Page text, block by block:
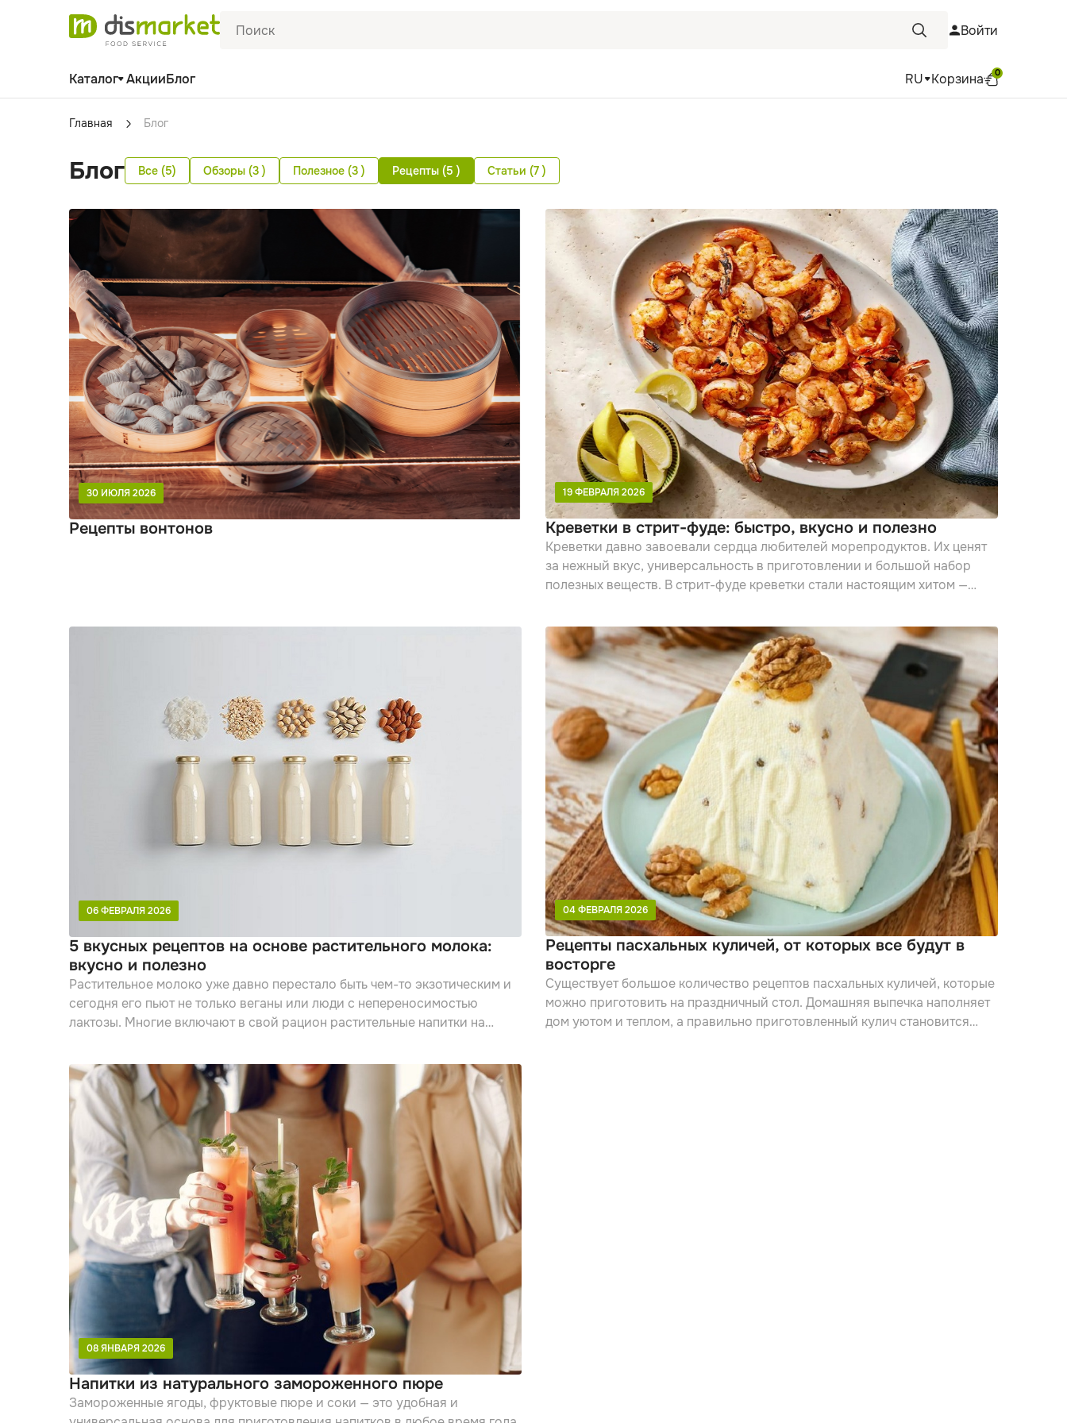
Войти
Каталог АкцииБлог RU Корзина 0
Главная Блог
Блог Все (5) Обзоры (3 ) Полезное (3 ) Рецепты (5 ) Статьи (7 )
30 ИЮЛЯ 2026
Рецепты вонтонов
19 ФЕВРАЛЯ 2026
Креветки в стрит-фуде: быстро, вкусно и полезно
Креветки давно завоевали сердца любителей морепродуктов. Их ценят
за нежный вкус, универсальность в приготовлении и большой набор
полезных веществ. В стрит-фуде креветки стали настоящим хитом —
овощами и специями, а порция горячих ароматных креветок может стать
полноценным перекусом.
06 ФЕВРАЛЯ 2026
5 вкусных рецептов на основе растительного молока:
вкусно и полезно
Растительное молоко уже давно перестало быть чем-то экзотическим и
сегодня его пьют не только веганы или люди с непереносимостью
лактозы. Многие включают в свой рацион растительные напитки на
разнообразия повседневного меню.
04 ФЕВРАЛЯ 2026
Рецепты пасхальных куличей, от которых все будут в
восторге
Существует большое количество рецептов пасхальных куличей, которые
можно приготовить на праздничный стол. Домашняя выпечка наполняет
дом уютом и теплом, а правильно приготовленный кулич становится
08 ЯНВАРЯ 2026
Напитки из натурального замороженного пюре
Замороженные ягоды, фруктовые пюре и соки — это удобная и